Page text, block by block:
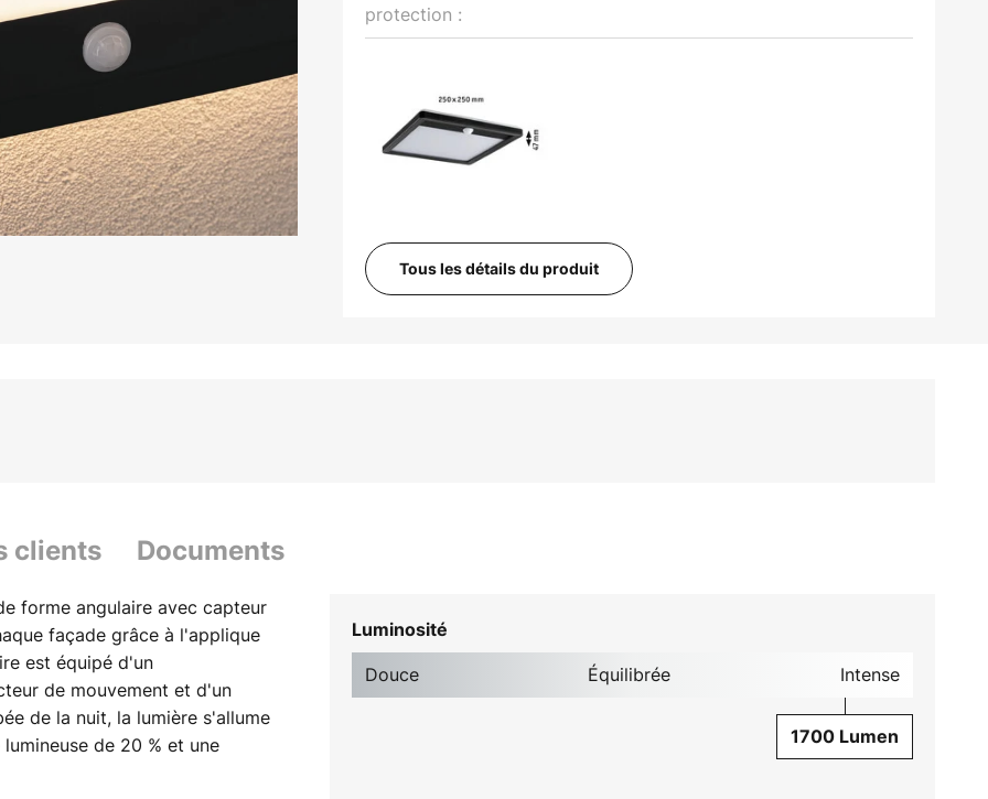
protection :
Tous les détails du produit
clients Documents
forme angulaire avec capteur
façade grâce à l'applique
est équipé d'un
de mouvement et d'un
de la nuit, la lumière s'allume
de 20 % et une
et respectueuse des insectes.
Luminosité
Douce Équilibrée Intense
1700 Lumen